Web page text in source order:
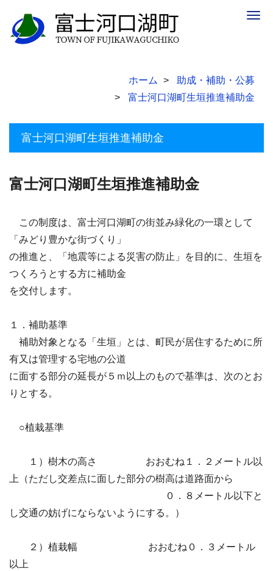
ホーム
助成・補助・公募
富士河口湖町生垣推進補助金
富士河口湖町生垣推進補助金
富士河口湖町生垣推進補助金
この制度は、富士河口湖町の街並み緑化の一環として
「みどり豊かな街づくり」
の推進と、「地震等による災害の防止」を目的に、生垣を
つくろうとする方に補助金
を交付します。
１．補助基準
補助対象となる「生垣」とは、町民が居住するために所
有又は管理する宅地の公道
に面する部分の延長が５ｍ以上のもので基準は、次のとお
りとする。
○植栽基準
１）樹木の高さ おおむね１．２メートル以
上（ただし交差点に面した部分の樹高は道路面から
０．８メートル以下と
し交通の妨げにならないようにする。）
２）植栽幅 おおむね０．３メートル
以上